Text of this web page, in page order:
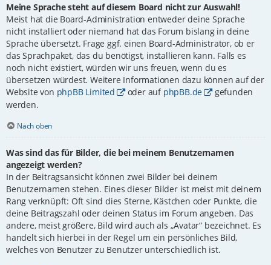
Meine Sprache steht auf diesem Board nicht zur Auswahl!
Meist hat die Board-Administration entweder deine Sprache
nicht installiert oder niemand hat das Forum bislang in deine
Sprache übersetzt. Frage ggf. einen Board-Administrator, ob er
das Sprachpaket, das du benötigst, installieren kann. Falls es
noch nicht existiert, würden wir uns freuen, wenn du es
übersetzen würdest. Weitere Informationen dazu können auf der
Website von phpBB Limited oder auf phpBB.de
gefunden
werden.
Nach oben
Was sind das für Bilder, die bei meinem Benutzernamen
angezeigt werden?
In der Beitragsansicht können zwei Bilder bei deinem
Benutzernamen stehen. Eines dieser Bilder ist meist mit deinem
Rang verknüpft: Oft sind dies Sterne, Kästchen oder Punkte, die
deine Beitragszahl oder deinen Status im Forum angeben. Das
andere, meist größere, Bild wird auch als „Avatar“ bezeichnet. Es
handelt sich hierbei in der Regel um ein persönliches Bild,
welches von Benutzer zu Benutzer unterschiedlich ist.